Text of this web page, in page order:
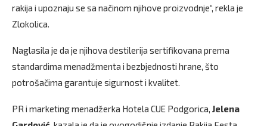
rakija i upoznaju se sa načinom njihove proizvodnje“, rekla je
Zlokolica.
Naglasila je da je njihova destilerija sertifikovana prema
standardima menadžmenta i bezbjednosti hrane, što
potrošačima garantuje sigurnost i kvalitet.
PR i marketing menadžerka Hotela CUE Podgorica, Jelena